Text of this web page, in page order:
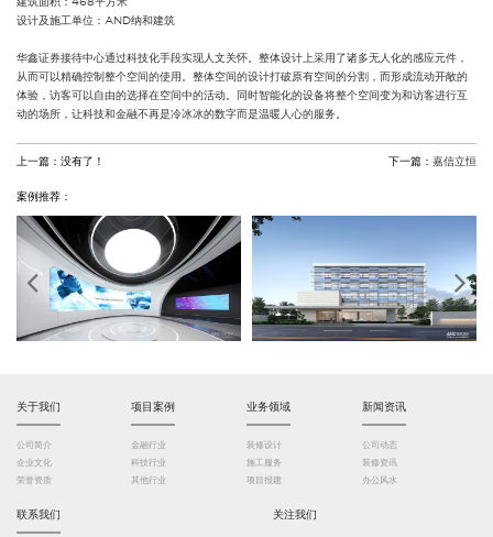
设计及施工单位：AND纳和建筑
华鑫证券接待中心通过科技化手段实现人文关怀。整体设计上采用了诸多无人化的感应元件，
从而可以精确控制整个空间的使用。整体空间的设计打破原有空间的分割，而形成流动开敞的
体验，访客可以自由的选择在空间中的活动。同时智能化的设备将整个空间变为和访客进行互
动的场所，让科技和金融不再是冷冰冰的数字而是温暖人心的服务。
上一篇： 没有了！ 下一篇：嘉信立恒
案例推荐：
关于我们
公司简介
企业文化
荣誉资质
项目案例
金融行业
科技行业
其他行业
业务领域
装修设计
施工服务
项目报建
新闻资讯
公司动态
装修资讯
办公风水
联系我们 关注我们